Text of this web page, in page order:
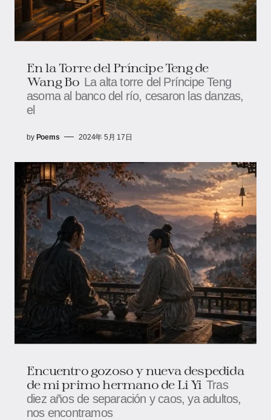
En la Torre del Príncipe Teng de
Wang Bo La alta torre del Príncipe Teng
asoma al banco del río, cesaron las danzas,
el
by Poems 2024年 5月 17日
Encuentro gozoso y nueva despedida
de mi primo hermano de Li Yi Tras
diez años de separación y caos, ya adultos,
nos encontramos